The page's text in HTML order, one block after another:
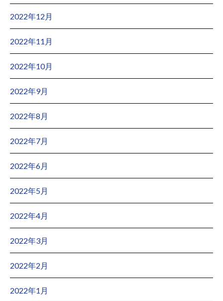
2022年12月
2022年11月
2022年10月
2022年9月
2022年8月
2022年7月
2022年6月
2022年5月
2022年4月
2022年3月
2022年2月
2022年1月